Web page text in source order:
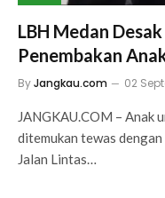
LBH Medan
Penembakan
ByJangkau.com 02
JANGKAU.COM – Anak
ditemukan tewas
Jalan Lintas…